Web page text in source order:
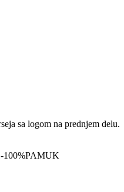
sa logom na prednjem delu.
100%PAMUK